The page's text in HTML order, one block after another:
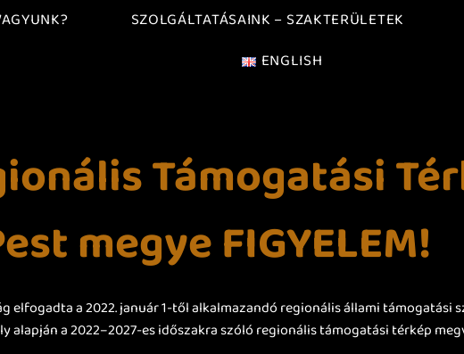
SZOLGÁLTATÁSAINK – SZAKTERÜLETEK
ENGLISH
Támogatási
megye FIGYELEM!
elfogadta a 2022. január 1-től alkalmazandó regionális állami támogatási
alapján a 2022–2027-es időszakra szóló regionális támogatási térkép